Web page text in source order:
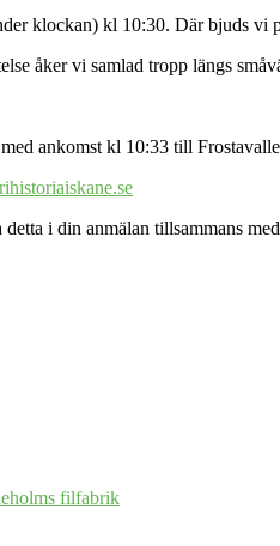
klockan) kl 10:30. Där bjuds vi
åker vi samlad tropp längs
ankomst kl 10:33 till
i din anmälan tillsammans
filfabrik